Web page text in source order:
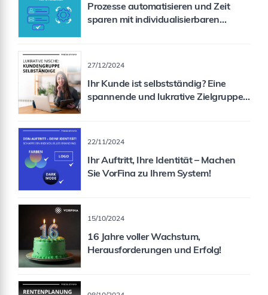
Prozesse automatisieren und Zeit
sparen mit individualisierbaren
27/12/2024
Ihr Kunde ist selbstständig? Eine
spannende und lukrative Zielgruppe
22/11/2024
Ihr Auftritt, Ihre Identität – Machen
Sie VorFina zu Ihrem System!
15/10/2024
16 Jahre voller Wachstum,
Herausforderungen und Erfolg!